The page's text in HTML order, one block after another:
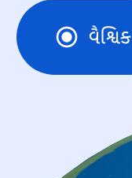
વૈશ્વિક